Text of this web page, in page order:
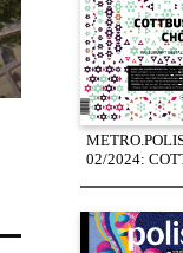
02/2024: